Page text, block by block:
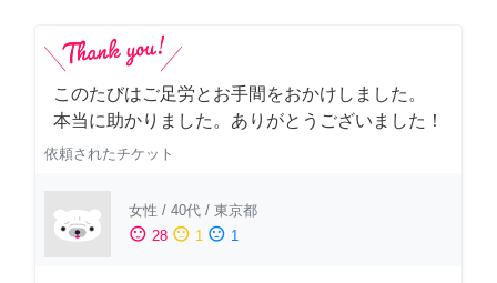
このたびはご足労とお手間をおかけしました。
本当に助かりました。ありがとうございました！
依頼されたチケット
女性 / 40代 / 東京都
sentiment_satisfied 28 sentiment_neutral 1 sentiment_dissatisfied 1